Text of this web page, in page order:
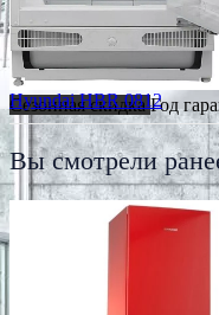
Сезонная скидкаГод
Hyundai HBR 0812
Вы смотрели